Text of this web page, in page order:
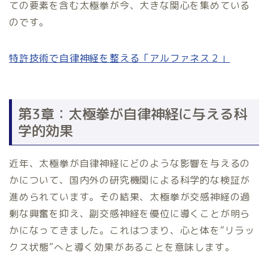
ての要素を含む太極拳が今、大きな関心を集めている
のです。
特許技術で自律神経を整える「アルファネス２」
第3章：太極拳が自律神経に与える科
学的効果
近年、太極拳が自律神経にどのような影響を与えるの
かについて、国内外の研究機関による科学的な検証が
進められています。その結果、太極拳が交感神経の過
剰な興奮を抑え、副交感神経を優位に導くことが明ら
かになってきました。これはつまり、心と体を“リラッ
クス状態”へと導く効果があることを意味します。